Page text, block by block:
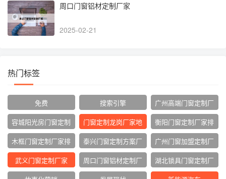
周口门窗铝材定制厂家
2025-02-21
热门标签
免费 搜索引擎
广州高端门窗定制厂
家
容城阳光房门窗定制
厂家
门窗定制龙岗厂家地
址
衡阳门窗定制厂家排
名
木框门窗定制厂家排
名
泰兴门窗定制方案厂
家
广州门窗加盟定制厂
家
武义门窗定制厂家
周口门窗铝材定制厂
家
湖北锁具门窗定制厂
家